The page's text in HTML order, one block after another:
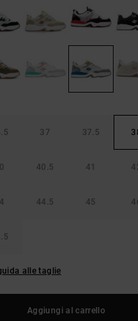
37 37.5
40.5 41
44.5 45
alle taglie
Aggiungi al carrello